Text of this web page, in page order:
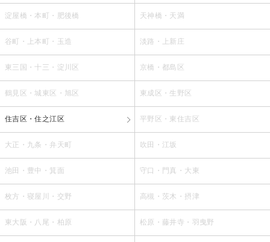
淀屋橋・本町・肥後橋 天神橋・天満
谷町・上本町・玉造 淡路・上新庄
東三国・十三・淀川区 京橋・都島区
鶴見区・城東区・旭区 東成区・生野区
住吉区・住之江区 平野区・東住吉区
大正・九条・弁天町 吹田・江坂
池田・豊中・箕面 守口・門真・大東
枚方・寝屋川・交野 高槻・茨木・摂津
東大阪・八尾・柏原 松原・藤井寺・羽曳野